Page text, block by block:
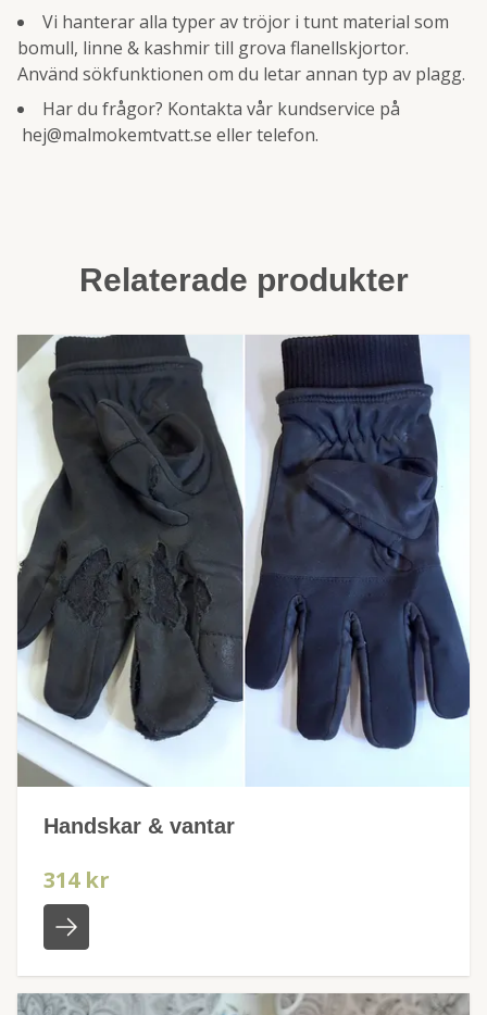
Vi hanterar alla typer av tröjor i tunt material som
bomull, linne & kashmir till grova flanellskjortor.
Använd sökfunktionen om du letar annan typ av plagg.
Har du frågor? Kontakta vår kundservice på
hej@malmokemtvatt.se eller telefon.
Relaterade produkter
Handskar & vantar
314 kr